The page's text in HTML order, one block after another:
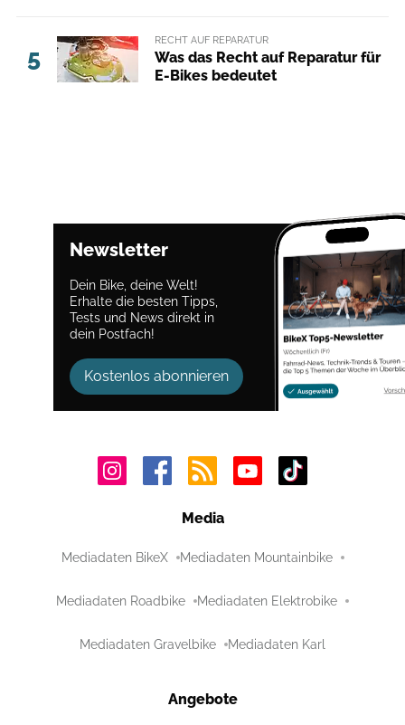
5
RECHT AUF REPARATUR
Was das Recht auf Reparatur für
E-Bikes bedeutet
Newsletter
Dein Bike, deine Welt!
Erhalte die besten Tipps,
Tests und News direkt in
dein Postfach!
Kostenlos abonnieren
Media
Mediadaten BikeX Mediadaten Mountainbike
Mediadaten Roadbike Mediadaten Elektrobike
Mediadaten Gravelbike Mediadaten Karl
Angebote